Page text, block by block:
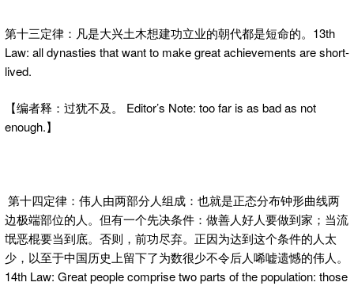
第十三定律：凡是大兴土木想建功立业的朝代都是短命的。13th
Law: all dynasties that want to make great achievements are short-
lived.
【编者释：过犹不及。 Editor’s Note: too far is as bad as not
enough.】
第十四定律：伟人由两部分人组成：也就是正态分布钟形曲线两
边极端部位的人。但有一个先决条件：做善人好人要做到家；当流
氓恶棍要当到底。否则，前功尽弃。正因为达到这个条件的人太
少，以至于中国历史上留下了为数很少不令后人唏嘘遗憾的伟人。
14th Law: Great people comprise two parts of the population: those